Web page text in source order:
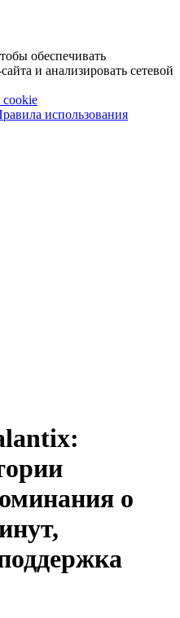
обеспечивать
и анализировать сетевой
cookie
использования
о